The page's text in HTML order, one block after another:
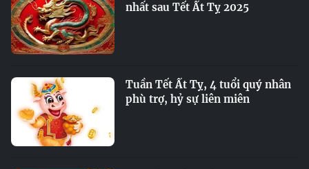
nhất sau Tết Ất Tỵ 2025
Tuần Tết Ất Tỵ, 4 tuổi quý nhân
phù trợ, hỷ sự liên miên